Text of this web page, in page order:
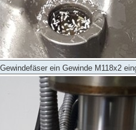
ein Gewinde M118x2